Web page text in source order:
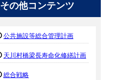
その他コンテンツ
公共施設等総合管理計画
天川村橋梁長寿命化修繕計画
総合戦略